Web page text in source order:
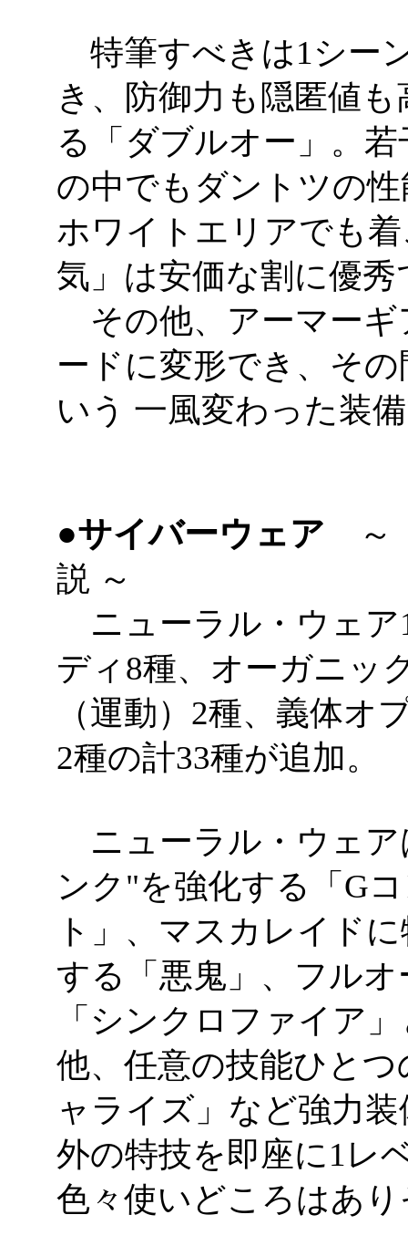
特筆すべきは1シー
き、防御力も隠匿値
る「ダブルオー」。
の中でもダントツの
ホワイトエリアでも
気」は安価な割に優秀
その他、アーマーギ
ードに変形でき、そ
いう 一風変わった装
●サイバーウェア ～
説 ～
ニューラル・ウェア
ディ8種、オーガニッ
（運動）2種、義体オ
2種の計33種が追加。
ニューラル・ウェア
ンク"を強化する「G
ト」、マスカレイド
する「悪鬼」、フル
「シンクロファイア
他、任意の技能ひと
ャライズ」など強力
外の特技を即座に1レ
色々使いどころはあ